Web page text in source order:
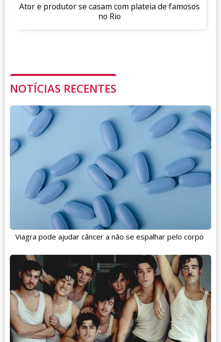
Ator e produtor se casam com plateia de famosos
no Rio
NOTÍCIAS RECENTES
Viagra pode ajudar câncer a não se espalhar pelo corpo